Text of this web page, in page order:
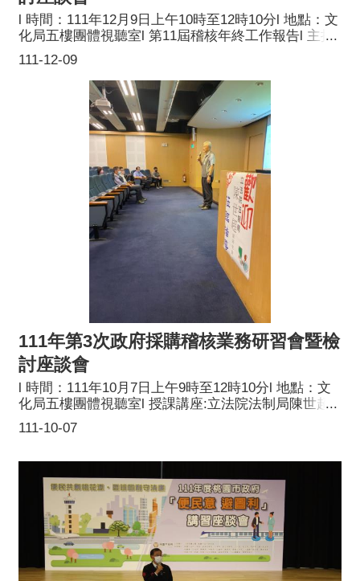
111-12-09
l 時間：111年12月9日上午10時至12時10分l 地點：文
化局五樓團體視聽室l 第11屆稽核年終工作報告l 主持
人：召集人、副召集人、執行秘書、組長l 參訓對象：
本府稽核小組稽核委員及工作人員l 主辦單位：桃園市
政府採購稽核小組
111年第3次政府採購稽核業務研習會暨檢
討座談會
111-10-07
l 時間：111年10月7日上午9時至12時10分l 地點：文
化局五樓團體視聽室l 授課講座:立法院法制局陳世超
副研究員l 課題：政府採購履約爭議案例研析l 參訓對
象：稽核委員及本小組工作成員l 主辦單位：桃園市政